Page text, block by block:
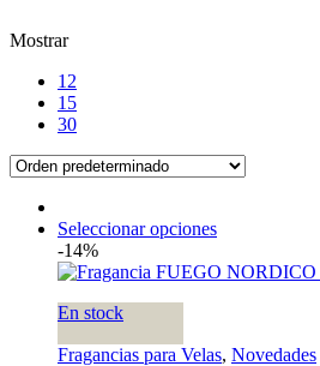
Mostrar
12
15
30
Seleccionar opciones
-14%
En stock
Fragancias para Velas, Novedades